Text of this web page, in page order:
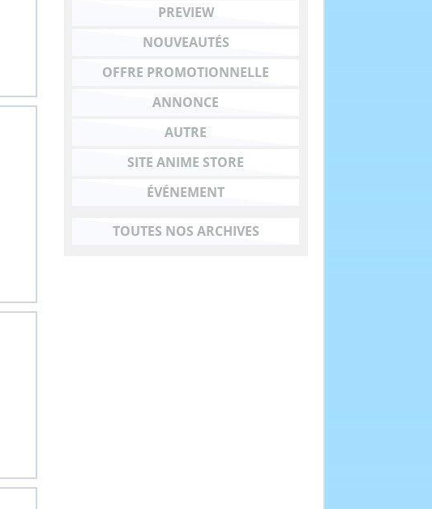
PREVIEW
NOUVEAUTÉS
OFFRE PROMOTIONNELLE
ANNONCE
AUTRE
SITE ANIME STORE
ÉVÉNEMENT
TOUTES NOS ARCHIVES